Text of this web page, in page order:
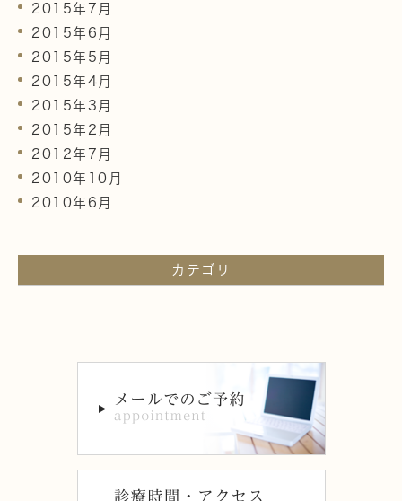
2015年7月
2015年6月
2015年5月
2015年4月
2015年3月
2015年2月
2012年7月
2010年10月
2010年6月
カテゴリ